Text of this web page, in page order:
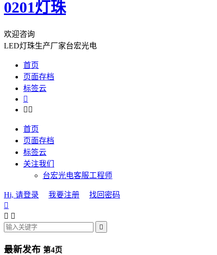
0201灯珠
欢迎咨询
LED灯珠生产厂家台宏光电
首页
页面存档
标签云

 
首页
页面存档
标签云
关注我们
台宏光电客服工程师
Hi, 请登录 我要注册
找回密码

 

最新发布 第4页